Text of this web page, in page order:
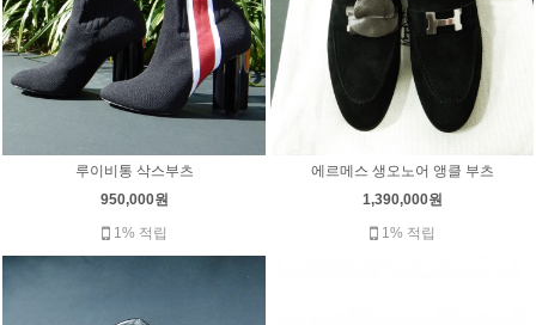
루이비통 삭스부츠
950,000원
1% 적립
에르메스 생오노어 앵클 부츠
1,390,000원
1% 적립